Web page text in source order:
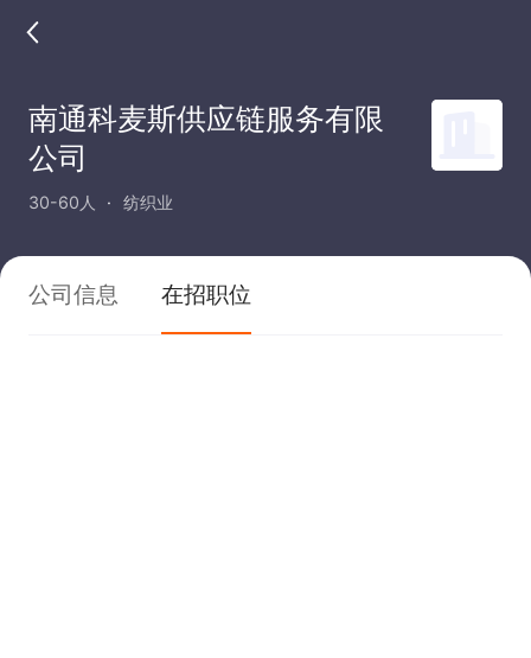
南通科麦斯供应链服务有限
公司
30-60人 纺织业
公司信息 在招职位